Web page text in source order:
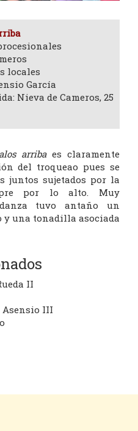
locales
García
Nieva de Cameros, 25
arribaes claramente
del troqueao pues se
juntos sujetados por la
por lo alto. Muy
tuvo antaño un
y una tonadilla asociada
II
Asensio III